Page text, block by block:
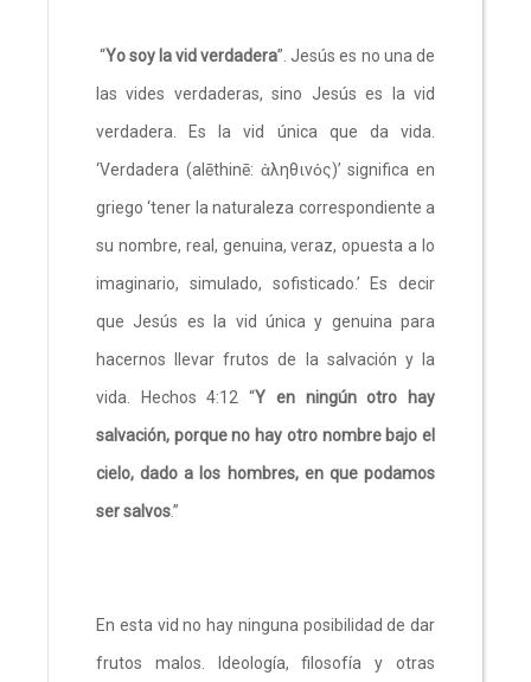
“Yo soy la vid verdadera”. Jesús es no una de
las vides verdaderas, sino Jesús es la vid
verdadera. Es la vid única que da vida.
‘Verdadera (alēthinē: ἀληθινός)’ significa en
griego ‘tener la naturaleza correspondiente a
su nombre, real, genuina, veraz, opuesta a lo
imaginario, simulado, sofisticado.’ Es decir
que Jesús es la vid única y genuina para
hacernos llevar frutos de la salvación y la
vida. Hechos 4:12 “Y en ningún otro hay
salvación, porque no hay otro nombre bajo el
cielo, dado a los hombres, en que podamos
ser salvos.”
En esta vid no hay ninguna posibilidad de dar
frutos malos. Ideología, filosofía y otras